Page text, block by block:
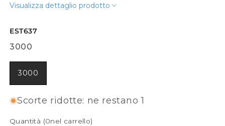
Visualizza dettaglio prodotto
EST637
3000
3000
Scorte ridotte: ne restano 1
Quantità (0nel carrello)